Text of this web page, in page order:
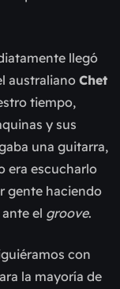
llegó
australiano Chet
tiempo,
y sus
una guitarra,
era escucharlo
gente haciendo
el groove.
con
la mayoría de